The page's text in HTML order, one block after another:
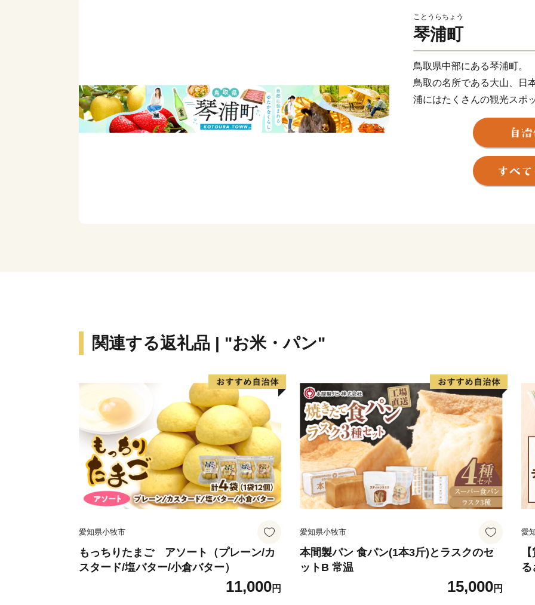
ことうらちょう
琴浦町
鳥取県中部にある琴浦町。
鳥取の名所である大山、日
浦にはたくさんの観光スポ
大地を育む「大山滝」を
「船上山」など長い年月
また、食文化も魅力的で
などバラエティに富んだ食
関連する返礼品 | "お米・パン"
愛知県小牧市
もっちりたまご アソート（プレーン/カ
スタード/塩バター/小倉バター）
11,000円
愛知県小牧市
本間製パン 食パン(1本3斤)とラスクのセ
ットB 常温
15,000円
愛